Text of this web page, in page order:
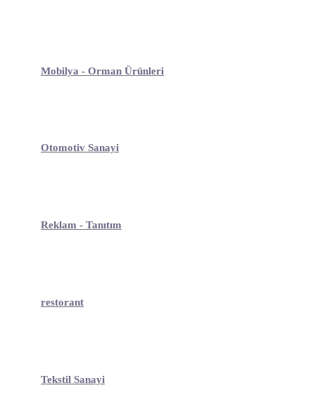
Mobilya - Orman Ürünleri
Otomotiv Sanayi
Reklam - Tanıtım
restorant
Tekstil Sanayi